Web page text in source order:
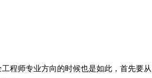
程师专业方向的时候也是如此，首先要从